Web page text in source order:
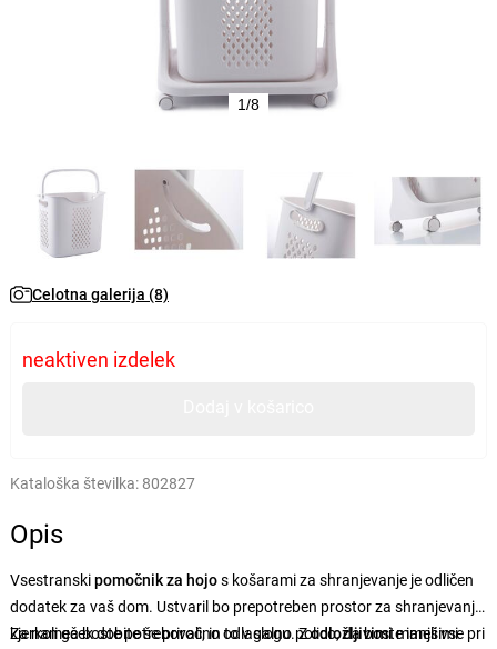
1/8
Celotna galerija (8)
neaktiven izdelek
Kataloška številka: 802827
Opis
Vsestranskipomočnik za hojos košarami za shranjevanje je odličen
dodatek za vaš dom. Ustvaril bo prepotreben prostor za shranjevanje,
kjerkoli ga boste potrebovali, in to v slogu. Zodložljivimimanjšimi
Za nameček dobite še priročno odlagalno polico, da boste imeli vse pri